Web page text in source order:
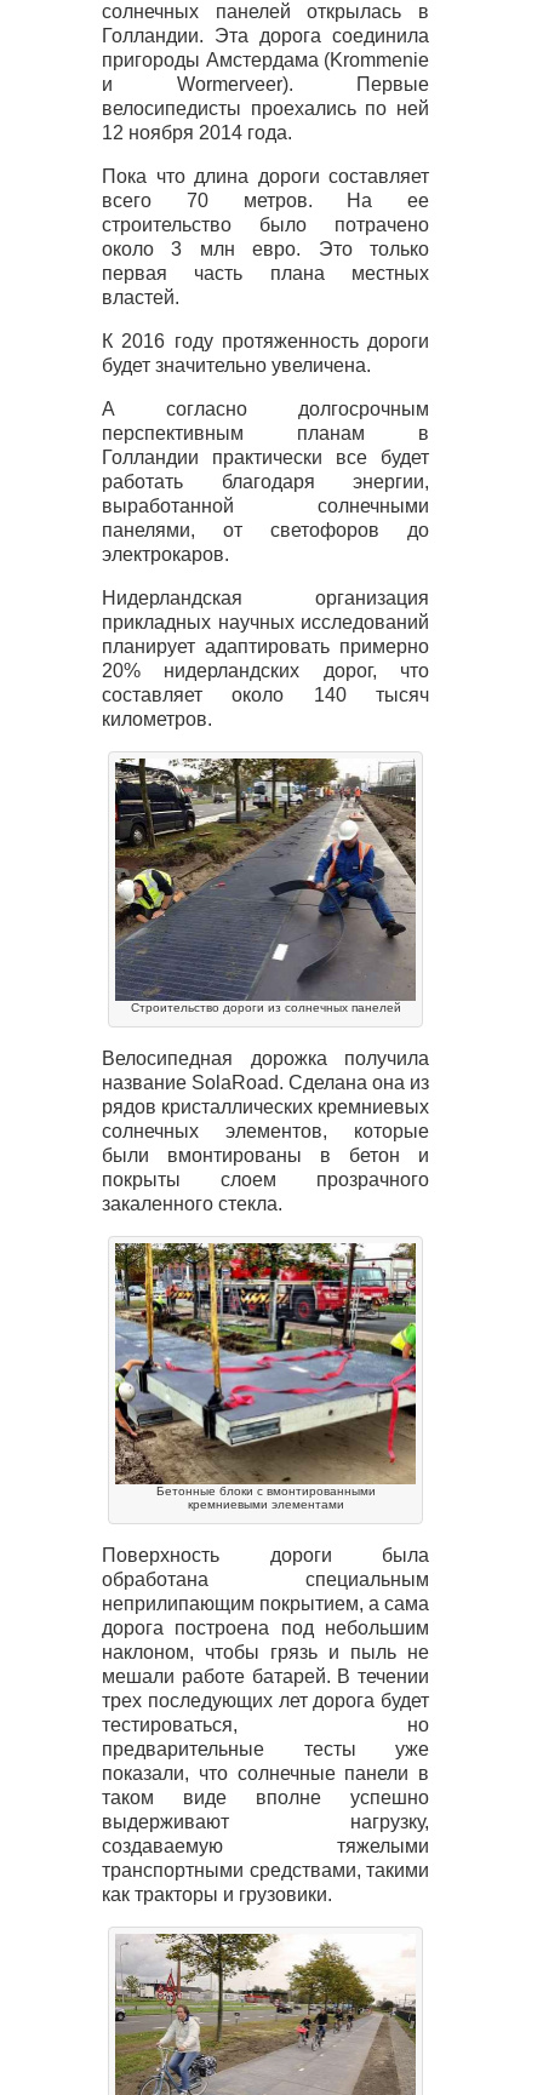
солнечных панелей открылась в
Голландии. Эта дорога соединила
пригороды Амстердама (Krommenie
и Wormerveer). Первые
велосипедисты проехались по ней
12 ноября 2014 года.
Пока что длина дороги составляет
всего 70 метров. На ее
строительство было потрачено
около 3 млн евро. Это только
первая часть плана местных
властей.
К 2016 году протяженность дороги
будет значительно увеличена.
А согласно долгосрочным
перспективным планам в
Голландии практически все будет
работать благодаря энергии,
выработанной солнечными
панелями, от светофоров до
электрокаров.
Нидерландская организация
прикладных научных исследований
планирует адаптировать примерно
20% нидерландских дорог, что
составляет около 140 тысяч
километров.
Строительство дороги из солнечных панелей
Велосипедная дорожка получила
название SolaRoad. Сделана она из
рядов кристаллических кремниевых
солнечных элементов, которые
были вмонтированы в бетон и
покрыты слоем прозрачного
закаленного стекла.
Бетонные блоки с вмонтированными
кремниевыми элементами
Поверхность дороги была
обработана специальным
неприлипающим покрытием, а сама
дорога построена под небольшим
наклоном, чтобы грязь и пыль не
мешали работе батарей. В течении
трех последующих лет дорога будет
тестироваться, но
предварительные тесты уже
показали, что солнечные панели в
таком виде вполне успешно
выдерживают нагрузку,
создаваемую тяжелыми
транспортными средствами, такими
как тракторы и грузовики.